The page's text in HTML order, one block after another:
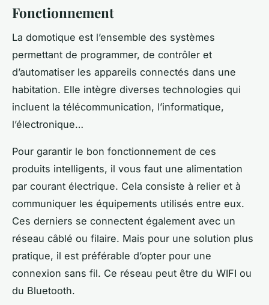
Fonctionnement
La domotique est l’ensemble des systèmes
permettant de programmer, de contrôler et
d’automatiser les appareils connectés dans une
habitation. Elle intègre diverses technologies qui
incluent la télécommunication, l’informatique,
l’électronique…
Pour garantir le bon fonctionnement de ces
produits intelligents, il vous faut une alimentation
par courant électrique. Cela consiste à relier et à
communiquer les équipements utilisés entre eux.
Ces derniers se connectent également avec un
réseau câblé ou filaire. Mais pour une solution plus
pratique, il est préférable d’opter pour une
connexion sans fil. Ce réseau peut être du WIFI ou
du Bluetooth.